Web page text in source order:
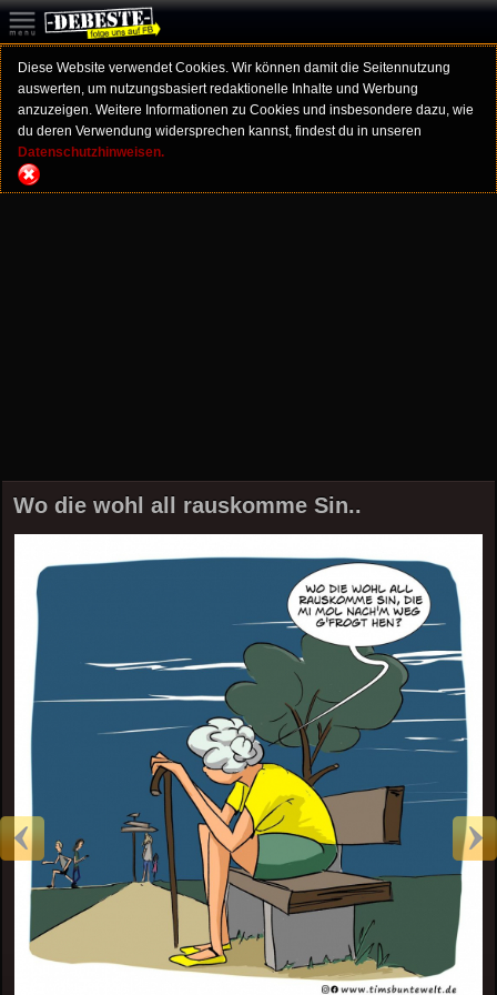
Diese Website verwendet Cookies. Wir können damit die Seitennutzung
auswerten, um nutzungsbasiert redaktionelle Inhalte und Werbung
anzuzeigen. Weitere Informationen zu Cookies und insbesondere dazu, wie
du deren Verwendung widersprechen kannst, findest du in unseren
Datenschutzhinweisen.
Wo die wohl all rauskomme Sin..